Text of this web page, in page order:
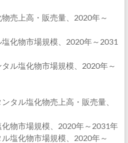
上高・販売量、2020年～
物市場規模、2020年～2031
塩化物市場規模、2020年～
ル塩化物売上高・販売量、
物市場規模、2020年～2031年
化物市場規模、2020年～